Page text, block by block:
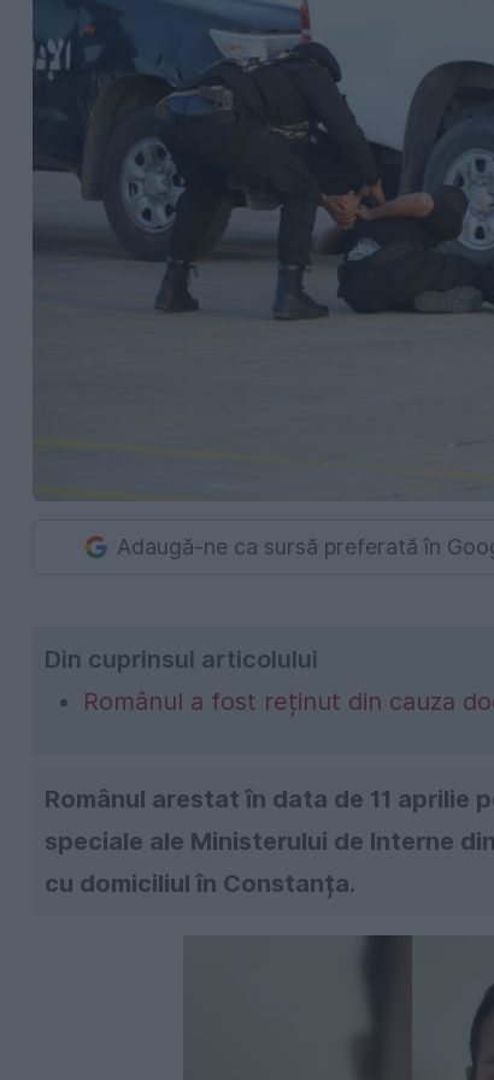
Adaugă-ne ca sursă preferată în
Din cuprinsul articolului
Românul a fost reținut din cauza
Românul arestat în data de 11
speciale ale Ministerului de Interne
cu domiciliul în Constanța.